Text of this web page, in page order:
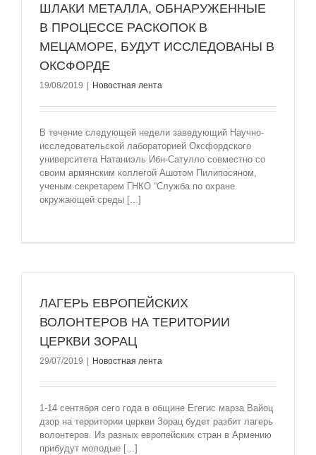
ШЛАКИ МЕТАЛЛА, ОБНАРУЖЕННЫЕ
В ПРОЦЕССЕ РАСКОПОК В
МЕЦАМОРЕ, БУДУТ ИССЛЕДОВАНЫ В
ОКСФОРДЕ
19/08/2019 Новостная лента
В течение следующей недели заведующий Научно-
исследовательской лабораторией Оксфордского
университета Натаниэль Ибн-Сатулло совместно со
своим армянским коллегой Ашотом Пилипосяном,
ученым секретарем ГНКО “Служба по охране
окружающей среды [...]
ЛАГЕРЬ ЕВРОПЕЙСКИХ
ВОЛОНТЕРОВ НА ТЕРИТОРИИ
ЦЕРКВИ ЗОРАЦ
29/07/2019 | Новостная лента
1-14 сентября сего года в общине Егегис марза Вайоц
дзор на территории церкви Зорац будет разбит лагерь
волонтеров. Из разных европейских стран в Армению
прибудут молодые [...]